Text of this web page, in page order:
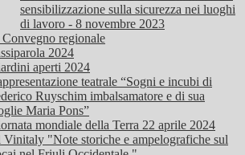
sensibilizzazione sulla sicurezza nei luoghi
di lavoro - 8 novembre 2023
Convegno regionale
2024
aperti 2024
teatrale “Sogni e incubi di
Ruyschim imbalsamatore e di sua
Maria Pons”
mondiale della Terra 22 aprile 2024
Vinitaly "Note storiche e ampelografiche sul